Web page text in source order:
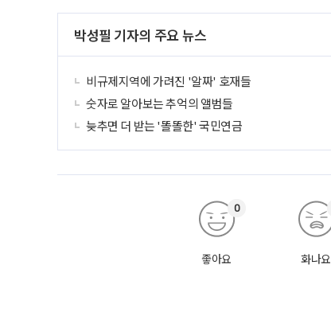
박성필 기자의 주요 뉴스
비규제지역에 가려진 '알짜' 호재들
숫자로 알아보는 추억의 앨범들
늦추면 더 받는 '똘똘한' 국민연금
좋아요
0
화나요